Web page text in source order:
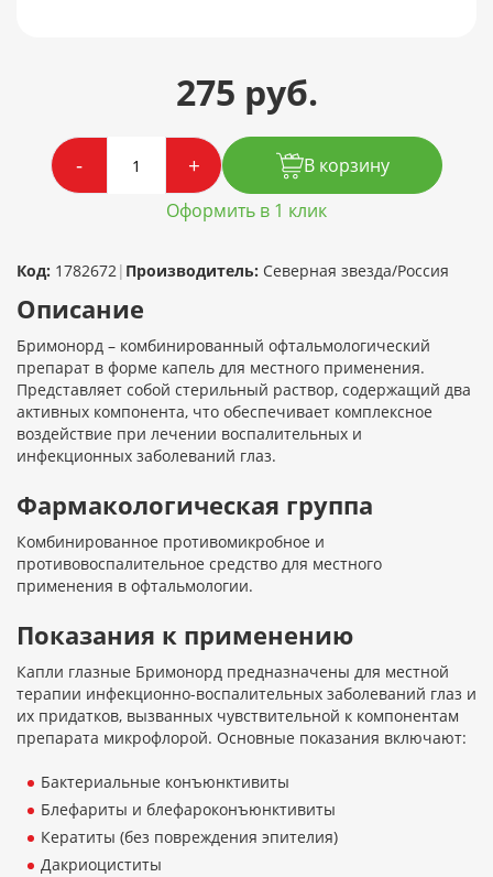
275 руб.
- +
В корзину
Оформить в 1 клик
Код: 1782672| Производитель: Северная звезда/Россия
Описание
Бримонорд – комбинированный офтальмологический
препарат в форме капель для местного применения.
Представляет собой стерильный раствор, содержащий два
активных компонента, что обеспечивает комплексное
воздействие при лечении воспалительных и
инфекционных заболеваний глаз.
Фармакологическая группа
Комбинированное противомикробное и
противовоспалительное средство для местного
применения в офтальмологии.
Показания к применению
Капли глазные Бримонорд предназначены для местной
терапии инфекционно-воспалительных заболеваний глаз и
их придатков, вызванных чувствительной к компонентам
препарата микрофлорой. Основные показания включают:
Бактериальные конъюнктивиты
Блефариты и блефароконъюнктивиты
Кератиты (без повреждения эпителия)
Дакриоциститы